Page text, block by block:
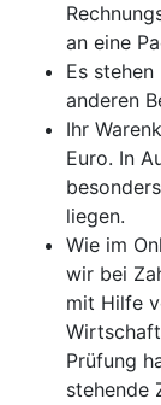
an eine
Es
anderen
Ihr
Euro. In
liegen.
Wie im
wir bei
mit Hilfe
Prüfung
stehende